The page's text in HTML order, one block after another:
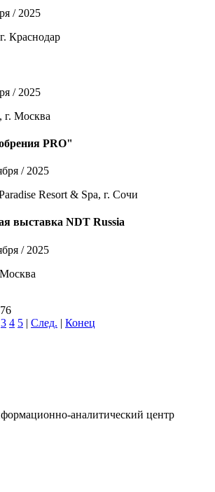
/ 2025
Краснодар
/ 2025
г. Москва
PRO"
/ 2025
Resort & Spa, г. Сочи
выставка NDT Russia
/ 2025
3 4 5 | След. | Конец
аналитический центр